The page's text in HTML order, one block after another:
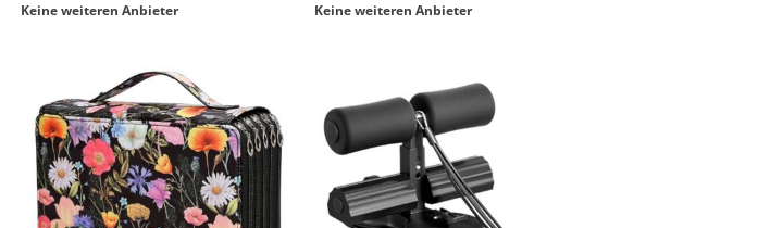
Keine weiteren Anbieter Keine weiteren Anbieter